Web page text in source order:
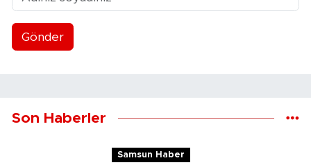
Gönder
Son Haberler
Samsun Haber